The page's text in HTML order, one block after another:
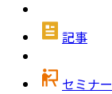
記事
セミナー